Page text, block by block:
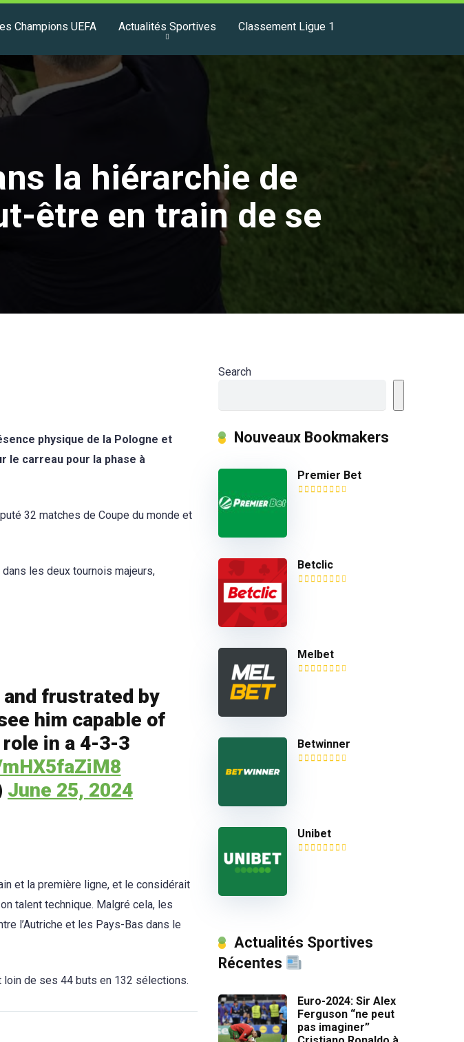
Champions UEFA Actualités Sportives Classement Ligue 1
la hiérarchie de
être en train de se
physique de la Pologne et
le carreau pour la phase à
32 matches de Coupe du monde et
les deux tournois majeurs,
frustrated by
him capable of
in a 4-3-3
June 25, 2024
et la première ligne, et le considérait
talent technique. Malgré cela, les
l’Autriche et les Pays-Bas dans le
loin de ses 44 buts en 132 sélections.
Search
Nouveaux Bookmakers
Premier Bet
Betclic
Melbet
Betwinner
Unibet
Actualités Sportives
Récentes
Euro-2024: Sir Alex
Ferguson “ne peut
pas imaginer”